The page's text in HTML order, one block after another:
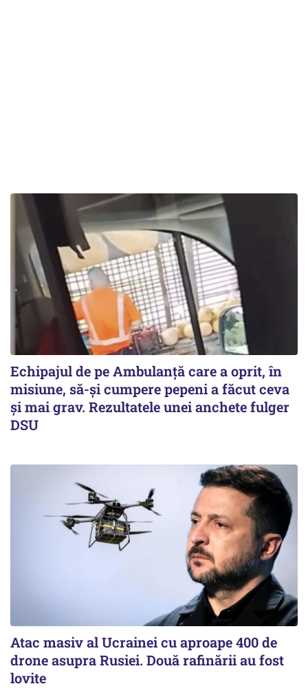
Echipajul de pe Ambulanță care a oprit, în
misiune, să-și cumpere pepeni a făcut ceva
și mai grav. Rezultatele unei anchete fulger
DSU
Atac masiv al Ucrainei cu aproape 400 de
drone asupra Rusiei. Două rafinării au fost
lovite